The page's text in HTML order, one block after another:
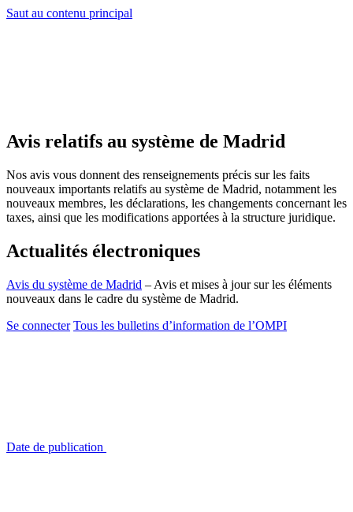
Saut au contenu principal
Avis relatifs au système de Madrid
Nos avis vous donnent des renseignements précis sur les faits
nouveaux importants relatifs au système de Madrid, notamment les
nouveaux membres, les déclarations, les changements concernant les
taxes, ainsi que les modifications apportées à la structure juridique.
Actualités électroniques
Avis du système de Madrid – Avis et mises à jour sur les éléments
nouveaux dans le cadre du système de Madrid.
Se connecter Tous les bulletins d’information de l’OMPI
Date de publication